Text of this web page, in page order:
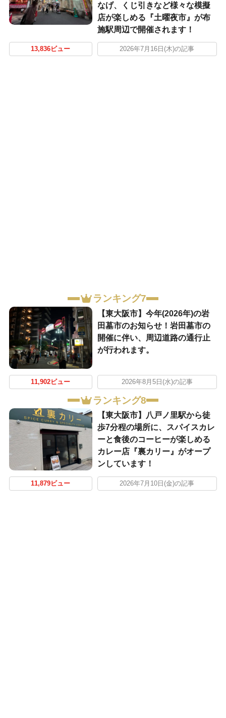
なげ、くじ引きなど様々な模擬
店が楽しめる『土曜夜市』が布
施駅周辺で開催されます！
13,836ビュー 2026年7月16日(木)の記事
ランキング7
【東大阪市】今年(2026年)の岩
田墓市のお知らせ！岩田墓市の
開催に伴い、周辺道路の通行止
が行われます。
11,902ビュー 2026年8月5日(水)の記事
ランキング8
【東大阪市】八戸ノ里駅から徒
歩7分程の場所に、スパイスカレ
ーと食後のコーヒーが楽しめる
カレー店『裏カリー』がオープ
ンしています！
11,879ビュー 2026年7月10日(金)の記事